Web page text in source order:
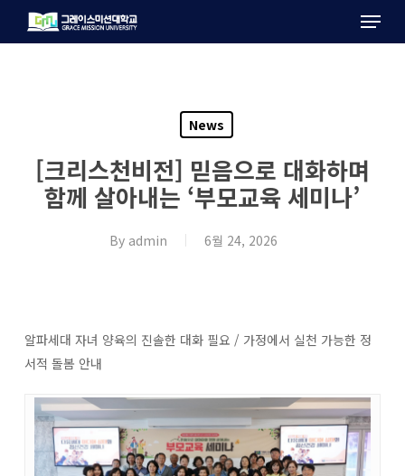
Menu
News
[크리스천비전] 믿음으로 대화하며
함께 살아내는 ‘부모교육 세미나’
By admin 6월 24, 2026
알파세대 자녀 양육의 진솔한 대화 필요 / 가정에서 실천 가능한 정
서적 돌봄 안내